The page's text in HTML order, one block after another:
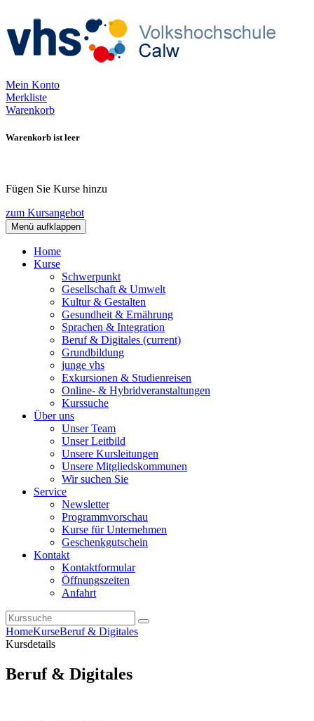
Mein Konto
Merkliste
Warenkorb
Warenkorb ist leer
Fügen Sie Kurse hinzu
zum Kursangebot
Menü aufklappen
Home
Kurse
Schwerpunkt
Gesellschaft & Umwelt
Kultur & Gestalten
Gesundheit & Ernährung
Sprachen & Integration
Beruf & Digitales (current)
Grundbildung
junge vhs
Exkursionen & Studienreisen
Online- & Hybridveranstaltungen
Kurssuche
Über uns
Unser Team
Unser Leitbild
Unsere Kursleitungen
Unsere Mitgliedskommunen
Wir suchen Sie
Service
Newsletter
Programmvorschau
Kurse für Unternehmen
Geschenkgutschein
Kontakt
Kontaktformular
Öffnungszeiten
Anfahrt
HomeKurseBeruf & Digitales
Kursdetails
Beruf & Digitales